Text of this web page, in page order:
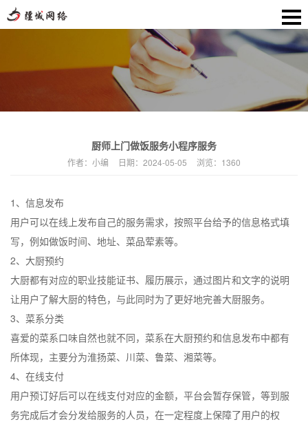
厨师上门做饭服务小程序服务
作者： 小编 日期： 2024-05-05 浏览： 1360
1、信息发布
用户可以在线上发布自己的服务需求，按照平台给予的信息格式填
写，例如做饭时间、地址、菜品荤素等。
2、大厨预约
大厨都有对应的职业技能证书、履历展示，通过图片和文字的说明
让用户了解大厨的特色，与此同时为了更好地完善大厨服务。
3、菜系分类
喜爱的菜系口味自然也就不同，菜系在大厨预约和信息发布中都有
所体现，主要分为淮扬菜、川菜、鲁菜、湘菜等。
4、在线支付
用户预订好后可以在线支付对应的金额，平台会暂存保管，等到服
务完成后才会分发给服务的人员，在一定程度上保障了用户的权